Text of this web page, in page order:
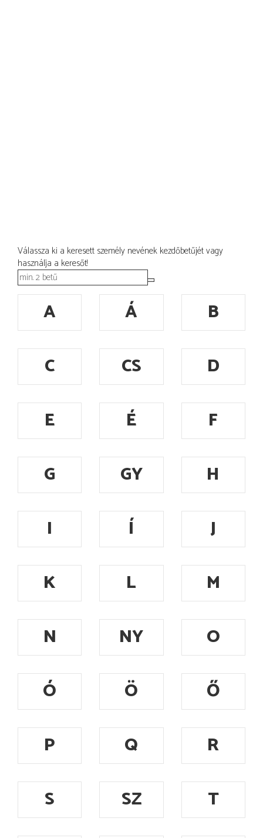
Válassza ki a keresett személy nevének kezdőbetűjét vagy
használja a keresőt!
A Á
B
C
CS
D
E
É
F
G
GY
H
I
Í
J
K
L
M
N
NY
O
Ó
Ö
Ő
P
Q
R
S
SZ
T